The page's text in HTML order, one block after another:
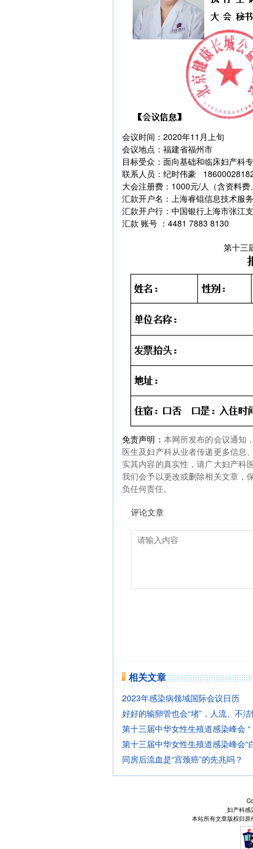
会议时间：2020年11月上旬
会议地点：福建省福州市
目标受众：面向基础和临床妇产科
联系人员：纪时伟豪
大会注册费：1000元/人（含资料费
汇款开户名：上海睿锟信息技术服
汇款开户行：中国银行上海市张江
汇款 账号 ：4481 7883 8130
第十三
免责声明： 本网所发布的会议通知
医生及妇产科从业者传递更多信息
实其内容的真实性，请广大妇产科
我们会予以更改或删除相关文章，
负任何责任。
评论文章
相关文章
2023年感染病领域国际会议日历
好好的输卵管也会“堵”，人流、不
第十三届中华女性生殖道感染峰会
第十三届中华女性生殖道感染峰会“
同房后流血是“宫颈癌”的先兆吗？
妇产科感
本站所有文章版权归原